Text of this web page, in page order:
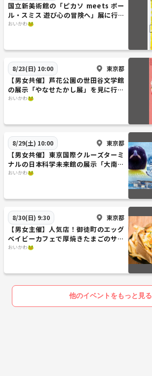
国立新美術館の「ピカソ meets ポー
ル・スミス 遊び心の冒険へ」展に行こ
う🎨
おいかわ🐸
8/23(日) 10:00 東京都
【男女共催】芦花公園の世田谷文学館
の展示「やなせたかし展」を見に行こ
う🖼️
おいかわ🐸
8/29(土) 10:00 東京都
【男女共催】東京国際クルーズターミ
ナルの日本科学未来館の展示「大南極
展」に行こう🐧❄️
おいかわ🐸
8/30(日) 9:30 東京都
【男女主催】人気店！御徒町のエッグ
ベイビーカフェで厚焼きたまごのサン
ドを食べよう☕️
おいかわ🐸
他のイベントをもっと見る